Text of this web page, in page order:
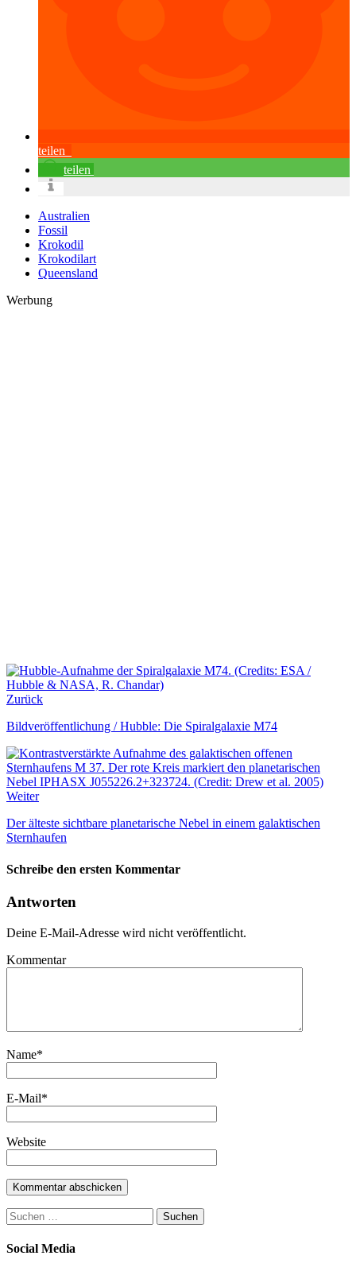
teilen
teilen
Australien
Fossil
Krokodil
Krokodilart
Queensland
Werbung
Zurück
Bildveröffentlichung / Hubble: Die Spiralgalaxie M74
Weiter
Der älteste sichtbare planetarische Nebel in einem galaktischen
Sternhaufen
Schreibe den ersten Kommentar
Antworten
Deine E-Mail-Adresse wird nicht veröffentlicht.
Kommentar
Name*
E-Mail*
Website
Suchen
nach:
Social Media